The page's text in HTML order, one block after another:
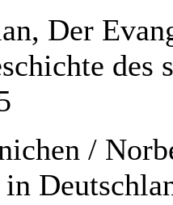
Der
des
/